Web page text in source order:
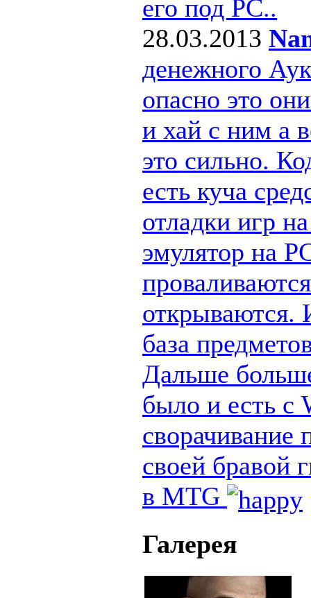
его под РС..
28.03.2013
денежного
опасно это
и хай с ним а
это сильно.
есть куча
отладки игр
эмулятор на
открываются.
база
Дальше
было и есть с
сворачивание
своей бравой
в MTG
Галерея